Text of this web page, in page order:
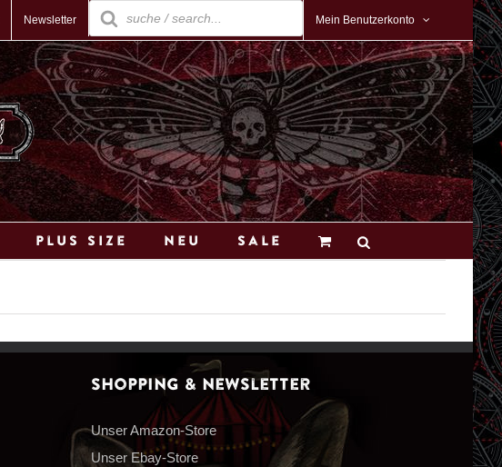
Newsletter
Products
search
Mein Benutzerkonto
Plus Size Neu Sale
Shopping & Newsletter
Unser Amazon-Store
Unser Ebay-Store